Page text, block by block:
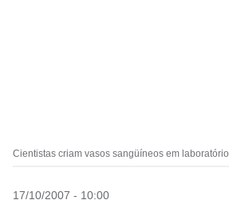
Cientistas criam vasos sangüíneos em laboratório
17/10/2007 - 10:00